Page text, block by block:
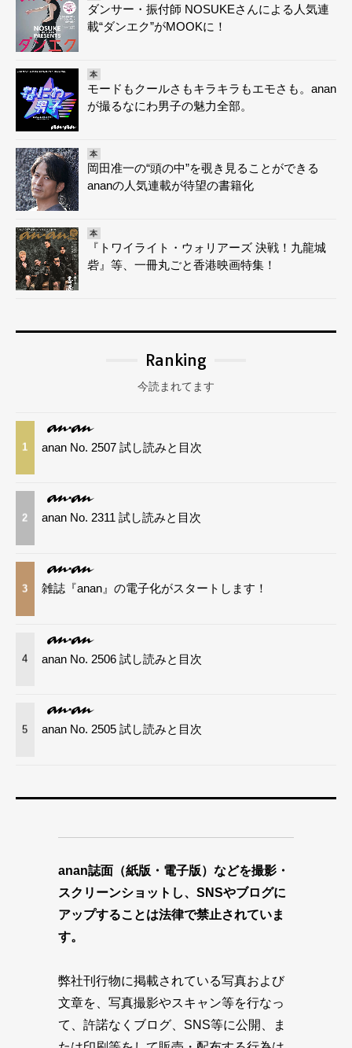
ダンサー・振付師 NOSUKEさんによる人気連
載“ダンエク”がMOOKに！
本
モードもクールさもキラキラもエモさも。anan
が撮るなにわ男子の魅力全部。
本
岡田准一の“頭の中”を覗き見ることができる
ananの人気連載が待望の書籍化
本
『トワイライト・ウォリアーズ 決戦！九龍城
砦』等、一冊丸ごと香港映画特集！
Ranking
今読まれてます
1 anan No. 2507 試し読みと目次
2 anan No. 2311 試し読みと目次
3 雑誌『anan』の電子化がスタートします！
4 anan No. 2506 試し読みと目次
5 anan No. 2505 試し読みと目次
anan誌面（紙版・電子版）などを撮影・
スクリーンショットし、SNSやブログに
アップすることは法律で禁止されていま
す。
弊社刊行物に掲載されている写真および
文章を、写真撮影やスキャン等を行なっ
て、許諾なくブログ、SNS等に公開、ま